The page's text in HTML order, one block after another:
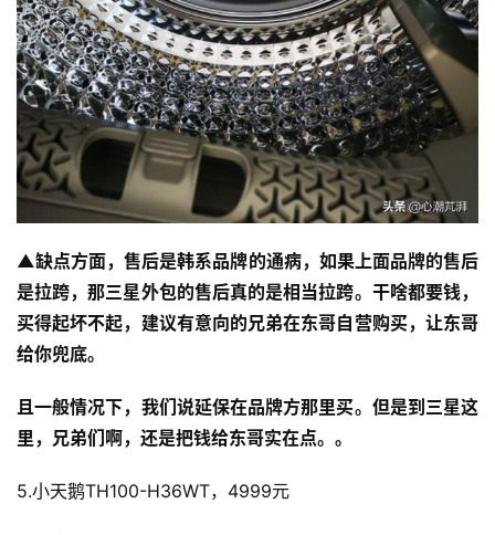
▲缺点方面，售后是韩系品牌的通病，如果上面品牌的售后
是拉跨，那三星外包的售后真的是相当拉跨。干啥都要钱，
买得起坏不起，建议有意向的兄弟在东哥自营购买，让东哥
给你兜底。
且一般情况下，我们说延保在品牌方那里买。但是到三星这
里，兄弟们啊，还是把钱给东哥实在点。。
5.小天鹅TH100-H36WT，4999元